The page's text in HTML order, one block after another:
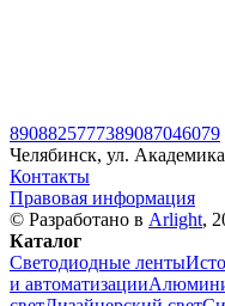
8908825777389087046079
Челябинск, ул.
Контакты
Правовая информация
© Разработано в Arlight,
Каталог
Светодиодные ленты
и автоматизации